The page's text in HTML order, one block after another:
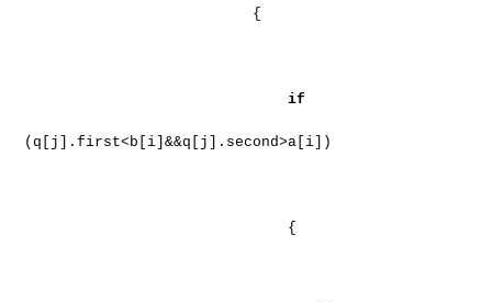
{
if
(q[j].first<b[i]&&q[j].second>a[i])
{